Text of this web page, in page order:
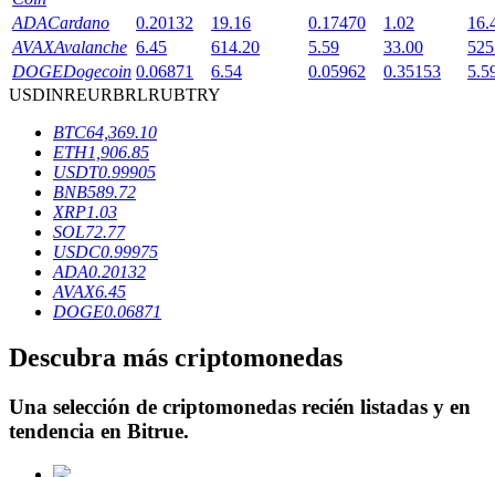
Bloqueos BTR
Servicio de préstamos respaldado por criptomonedas
ADACardano 0.20132 19.16 0.17470 1.02
AVAXAvalanche 6.45 614.20 5.59 33.00
DOGEDogecoin 0.06871 6.54 0.05962 0.35153
USDINREURBRLRUBTRY
BTC64,369.10
ETH1,906.85
USDT0.99905
BNB589.72
XRP1.03
SOL72.77
USDC0.99975
ADA0.20132
AVAX6.45
DOGE0.06871
Descubra más criptomonedas
Una selección de criptomonedas recién listadas y en
tendencia en Bitrue.